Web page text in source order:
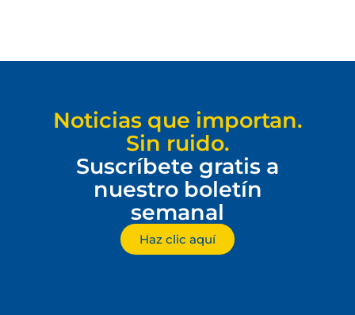
Noticias que importan.
Sin ruido.
Suscríbete gratis a
nuestro boletín
semanal
Haz clic aquí